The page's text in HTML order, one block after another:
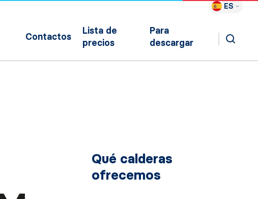
ES
Contactos
Lista de
precios
Para
descargar
Qué calderas
ofrecemos